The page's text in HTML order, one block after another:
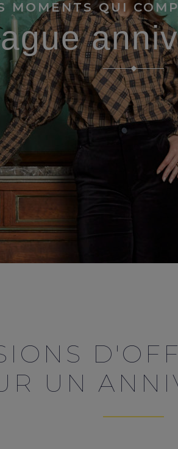
MOMENTS QUI
UN